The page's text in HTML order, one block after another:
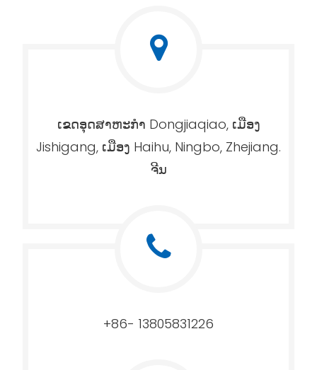
ເຂດ​ອຸດ​ສາ​ຫະ​ກໍາ Dongjiaqiao​, ເມືອງ
Jishigang​, ເມືອງ Haihu​, Ningbo​, Zhejiang​.
ຈີນ
+86- 13805831226